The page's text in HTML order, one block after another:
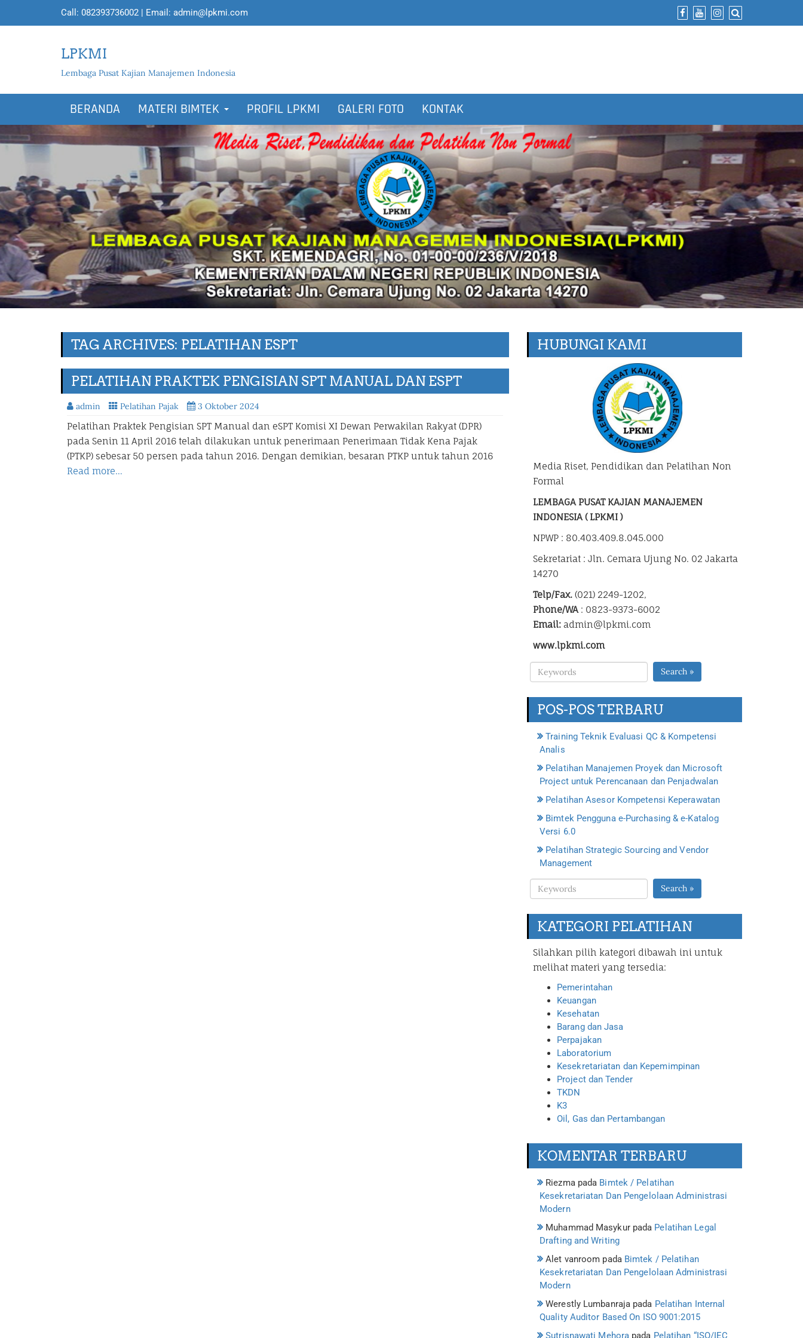
Call: 082393736002 | Email: admin@lpkmi.com
LPKMI
Lembaga Pusat Kajian Manajemen Indonesia
BERANDA MATERI BIMTEK PROFIL LPKMI GALERI FOTO KONTAK
TAG ARCHIVES: PELATIHAN ESPT
PELATIHAN PRAKTEK PENGISIAN SPT MANUAL DAN ESPT
admin Pelatihan Pajak 3 Oktober 2024
Pelatihan Praktek Pengisian SPT Manual dan eSPT Komisi XI Dewan Perwakilan Rakyat (DPR)
pada Senin 11 April 2016 telah dilakukan untuk penerimaan Penerimaan Tidak Kena Pajak
(PTKP) sebesar 50 persen pada tahun 2016. Dengan demikian, besaran PTKP untuk tahun 2016
Read more…
HUBUNGI KAMI
Media Riset, Pendidikan dan Pelatihan Non
Formal
LEMBAGA PUSAT KAJIAN MANAJEMEN
INDONESIA ( LPKMI )
NPWP : 80.403.409.8.045.000
Sekretariat : Jln. Cemara Ujung No. 02 Jakarta
14270
Telp/Fax. (021) 2249-1202,
Phone/WA : 0823-9373-6002
Email: admin@lpkmi.com
www.lpkmi.com
Search »
POS-POS TERBARU
Training Teknik Evaluasi QC & Kompetensi
Analis
Pelatihan Manajemen Proyek dan Microsoft
Project untuk Perencanaan dan Penjadwalan
Pelatihan Asesor Kompetensi Keperawatan
Bimtek Pengguna e-Purchasing & e-Katalog
Versi 6.0
Pelatihan Strategic Sourcing and Vendor
Management
Search »
KATEGORI PELATIHAN
Silahkan pilih kategori dibawah ini untuk
melihat materi yang tersedia:
Pemerintahan
Keuangan
Kesehatan
Barang dan Jasa
Perpajakan
Laboratorium
Kesekretariatan dan Kepemimpinan
Project dan Tender
TKDN
K3
Oil, Gas dan Pertambangan
KOMENTAR TERBARU
Riezma pada Bimtek / Pelatihan
Kesekretariatan Dan Pengelolaan Administrasi
Modern
Muhammad Masykurpada Pelatihan Legal
Drafting and Writing
Alet vanroom pada Bimtek / Pelatihan
Kesekretariatan Dan Pengelolaan Administrasi
Modern
Werestly Lumbanraja pada Pelatihan Internal
Quality Auditor Based On ISO 9001:2015
Sutrisnawati Mehora pada Pelatihan “ISO/IEC